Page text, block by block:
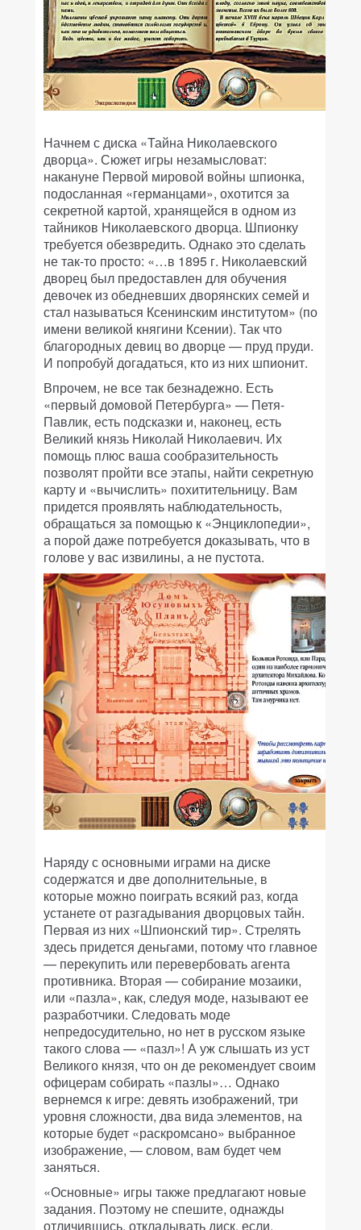
Начнем с диска «Тайна Николаевского
дворца». Сюжет игры незамысловат:
накануне Первой мировой войны шпионка,
подосланная «германцами», охотится за
секретной картой, хранящейся в одном из
тайников Николаевского дворца. Шпионку
требуется обезвредить. Однако это сделать
не так-то просто: «…в 1895 г. Николаевский
дворец был предоставлен для обучения
девочек из обедневших дворянских семей и
стал называться Ксенинским институтом» (по
имени великой княгини Ксении). Так что
благородных девиц во дворце — пруд пруди.
И попробуй догадаться, кто из них шпионит.
Впрочем, не все так безнадежно. Есть
«первый домовой Петербурга» — Петя-
Павлик, есть подсказки и, наконец, есть
Великий князь Николай Николаевич. Их
помощь плюс ваша сообразительность
позволят пройти все этапы, найти секретную
карту и «вычислить» похитительницу. Вам
придется проявлять наблюдательность,
обращаться за помощью к «Энциклопедии»,
а порой даже потребуется доказывать, что в
голове у вас извилины, а не пустота.
Наряду с основными играми на диске
содержатся и две дополнительные, в
которые можно поиграть всякий раз, когда
устанете от разгадывания дворцовых тайн.
Первая из них «Шпионский тир». Стрелять
здесь придется деньгами, потому что главное
— перекупить или перевербовать агента
противника. Вторая — собирание мозаики,
или «пазла», как, следуя моде, называют ее
разработчики. Следовать моде
непредосудительно, но нет в русском языке
такого слова — «пазл»! А уж слышать из уст
Великого князя, что он де рекомендует своим
офицерам собирать «пазлы»… Однако
вернемся к игре: девять изображений, три
уровня сложности, два вида элементов, на
которые будет «раскромсано» выбранное
изображение, — словом, вам будет чем
заняться.
«Основные» игры также предлагают новые
задания. Поэтому не спешите, однажды
отличившись, откладывать диск, если,